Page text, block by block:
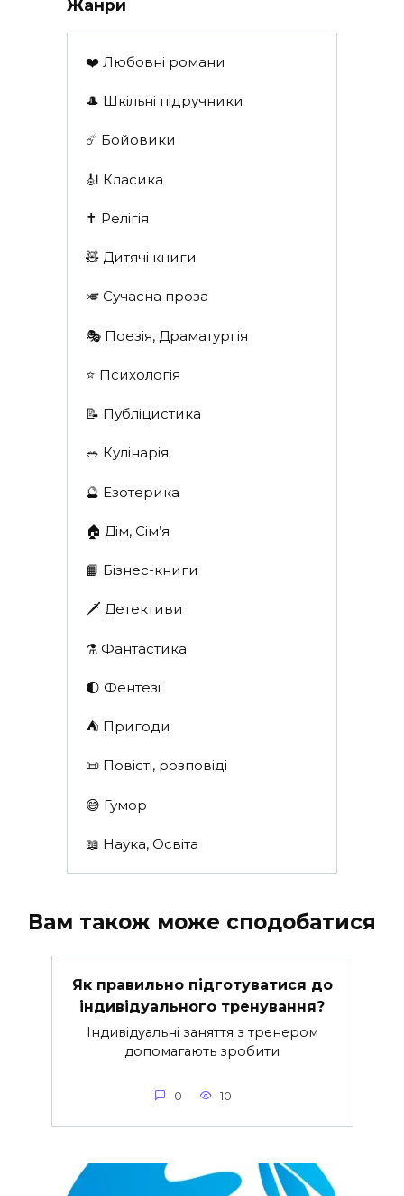
Жанри
❤️ Любовні романи
🎩 Шкільні підручники
☄️ Бойовики
🎻 Класика
✝️ Релігія
🧸 Дитячі книги
🎺 Сучасна проза
🎭 Поезія, Драматургія
⭐️ Психологія
📝 Публіцистика
🥗 Кулінарія
🔮 Езотерика
🏠 Дім, Сім’я
📙 Бізнес-книги
🗡 Детективи
⚗️ Фантастика
🌓 Фентезі
⛺️ Пригоди
📜 Повісті, розповіді
😅 Гумор
📖 Наука, Освіта
Вам також може сподобатися
Як правильно підготуватися до
індивідуального тренування?
Індивідуальні заняття з тренером
допомагають зробити
0 10